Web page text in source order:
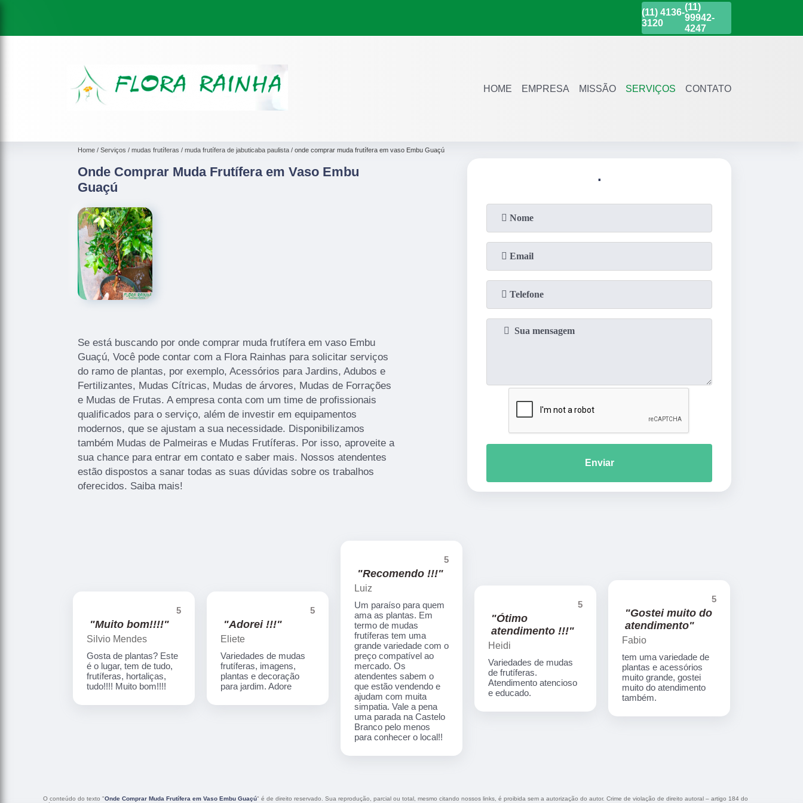
(11) 4136-
3120
(11)
99942-
4247
HOME EMPRESA MISSÃO SERVIÇOS CONTATO
Home Serviços mudas frutíferas muda frutífera de jabuticaba paulista onde comprar muda frutífera em vaso Embu Guaçú
Onde Comprar Muda Frutífera em Vaso Embu
Guaçú
Se está buscando por onde comprar muda frutífera em vaso Embu
Guaçú, Você pode contar com a Flora Rainhas para solicitar serviços
do ramo de plantas, por exemplo, Acessórios para Jardins, Adubos e
Fertilizantes, Mudas Cítricas, Mudas de árvores, Mudas de Forrações
e Mudas de Frutas. A empresa conta com um time de profissionais
qualificados para o serviço, além de investir em equipamentos
modernos, que se ajustam a sua necessidade. Disponibilizamos
também Mudas de Palmeiras e Mudas Frutíferas. Por isso, aproveite a
sua chance para entrar em contato e saber mais. Nossos atendentes
estão dispostos a sanar todas as suas dúvidas sobre os trabalhos
oferecidos. Saiba mais!
.
Enviar
5
"Muito bom!!!!"
Silvio Mendes
Gosta de plantas? Este
é o lugar, tem de tudo,
frutíferas, hortaliças,
tudo!!!! Muito bom!!!!
5
"Adorei !!!"
Eliete
Variedades de mudas
frutíferas, imagens,
plantas e decoração
para jardim. Adore
5
"Recomendo !!!"
Luiz
Um paraíso para quem
ama as plantas. Em
termo de mudas
frutíferas tem uma
grande variedade com o
preço compatível ao
mercado. Os
atendentes sabem o
que estão vendendo e
ajudam com muita
simpatia. Vale a pena
uma parada na Castelo
Branco pelo menos
para conhecer o local!!
5
"Ótimo
atendimento !!!"
Heidi
Variedades de mudas
de frutíferas.
Atendimento atencioso
e educado.
5
"Gostei muito do
atendimento"
Fabio
tem uma variedade de
plantas e acessórios
muito grande, gostei
muito do atendimento
também.
O conteúdo do texto "Onde Comprar Muda Frutífera em Vaso Embu Guaçú" é de direito reservado. Sua reprodução, parcial ou total, mesmo citando nossos links, é proibida sem a autorização do autor. Crime de violação de direito autoral – artigo 184 do